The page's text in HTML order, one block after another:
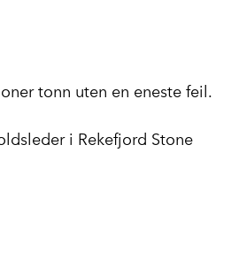
tonn uten en eneste feil.
i Rekefjord Stone